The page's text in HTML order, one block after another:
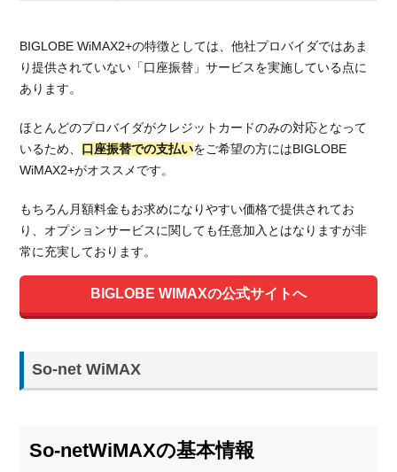
BIGLOBE WiMAX2+の特徴としては、他社プロバイダではあま
り提供されていない「口座振替」サービスを実施している点に
あります。
ほとんどのプロバイダがクレジットカードのみの対応となって
いるため、 口座振替での支払いをご希望の方にはBIGLOBE
WiMAX2+がオススメです。
もちろん月額料金もお求めになりやすい価格で提供されてお
り、オプションサービスに関しても任意加入とはなりますが非
常に充実しております。
BIGLOBE WIMAXの公式サイトへ
So-net WiMAX
So-netWiMAXの基本情報